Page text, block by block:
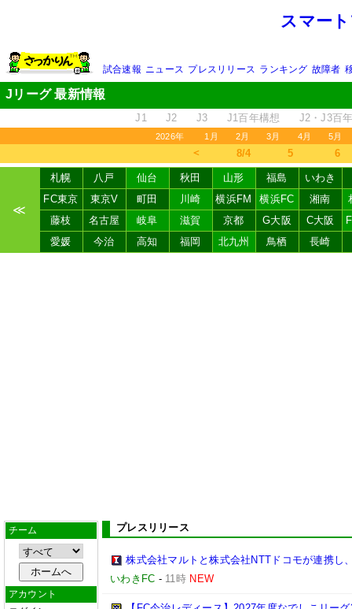
スマー
試合速報 ニュース プレスリリース ランキング 故障者
Jリーグ 最新情報
J1 J2 J3 J1百年構想 J2・J3百
2026年 1月 2月 3月 4月 5月
＜ 8/4 5 6
≪
札幌 八戸 仙台 秋田 山形 福島
いわき
FC東京
東京V 町田 川崎 横浜FM 横浜FC 湘南
藤枝
名古屋 岐阜 滋賀 京都 G大阪 C大阪
愛媛
今治 高知 福岡 北九州 鳥栖 長崎
チーム
アカウント
プレスリリース
株式会社マルトと株式会社NTTドコモが連携し
いわきFC - 11時 NEW